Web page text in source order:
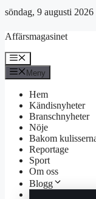
söndag, 9 augusti 2026
till
Affärsmagasinet
Meny
Meny
Hem
Kändisnyheter
Branschnyheter
Nöje
Bakom
Reportage
Sport
Om oss
Blogg